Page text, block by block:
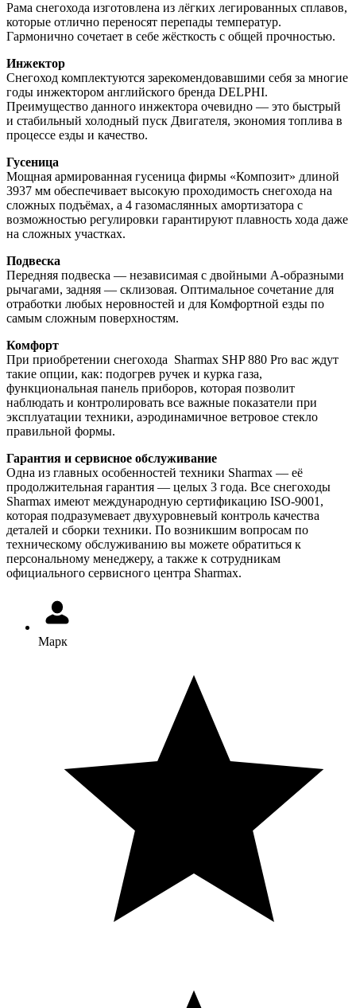
Рама снегохода изготовлена из лёгких легированных сплавов,
которые отлично переносят перепады температур.
Гармонично сочетает в себе жёсткость с общей прочностью.
Инжектор
Снегоход комплектуются зарекомендовавшими себя за многие
годы инжектором английского бренда DELPHI.
Преимущество данного инжектора очевидно — это быстрый
и стабильный холодный пуск Двигателя, экономия топлива в
процессе езды и качество.
Гусеница
Мощная армированная гусеница фирмы «Композит» длиной
3937 мм обеспечивает высокую проходимость снегохода на
сложных подъёмах, а 4 газомаслянных амортизатора с
возможностью регулировки гарантируют плавность хода даже
на сложных участках.
Подвеска
Передняя подвеска — независимая с двойными А-образными
рычагами, задняя — склизовая. Оптимальное сочетание для
отработки любых неровностей и для Комфортной езды по
самым сложным поверхностям.
Комфорт
При приобретении снегоходa Sharmax SHP 880 Pro вас ждут
такие опции, как: подогрев ручек и курка газа,
функциональная панель приборов, которая позволит
наблюдать и контролировать все важные показатели при
эксплуатации техники, аэродинамичное ветровое стекло
правильной формы.
Гарантия и сервисное обслуживание
Одна из главных особенностей техники Sharmax — её
продолжительная гарантия — целых 3 года. Все снегоходы
Sharmax имеют международную сертификацию ISO-9001,
которая подразумевает двухуровневый контроль качества
деталей и сборки техники. По возникшим вопросам по
техническому обслуживанию вы можете обратиться к
персональному менеджеру, а также к сотрудникам
официального сервисного центра Sharmax.
Марк